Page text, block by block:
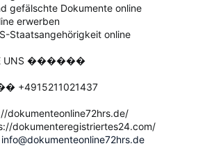
gefälschte Dokumente online
erwerben
Staatsangehörigkeit online
UNS ������
+4915211021437
dokumenteonline72hrs.de/
dokumenteregistriertes24.com/
info@dokumenteonline72hrs.de